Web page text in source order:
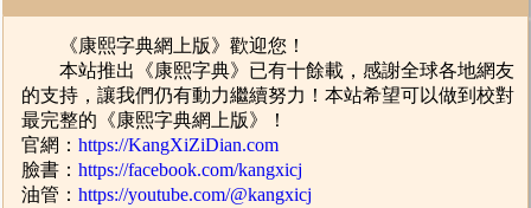
《康熙字典網上版》歡迎您！
本站推出《康熙字典》已有十餘載，感謝全球各地網友
的支持，讓我們仍有動力繼續努力！本站希望可以做到校對
最完整的《康熙字典網上版》！
官網：https://KangXiZiDian.com
臉書：https://facebook.com/kangxicj
油管：https://youtube.com/@kangxicj